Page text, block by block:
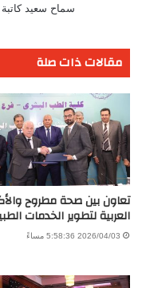
سماح سعيد
مقالات ذات صلة
تعاون بين صحة مطروح
العربية لتطوير الخدمات
2026/04/03 5:58:36 مساءً